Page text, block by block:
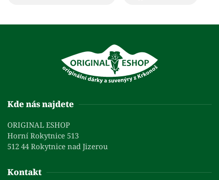
Kde nás najdete
ORIGINAL ESHOP
Horní Rokytnice 513
512 44 Rokytnice nad Jizerou
Kontakt